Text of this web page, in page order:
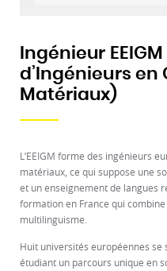
Ingénieur
d’Ingénieurs en
Matériaux)
L’EEIGM forme des ingénieurs
matériaux, ce qui suppose une
et un enseignement de langues
formation en France qui
multilinguisme.
Huit universités européennes
étudiant un parcours unique en